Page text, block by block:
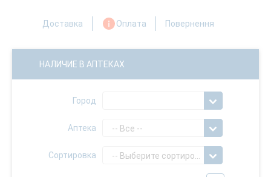
Доставка Оплата Повернення
НАЛИЧИЕ В АПТЕКАХ
Город
Аптека -- Все --
Сортировка